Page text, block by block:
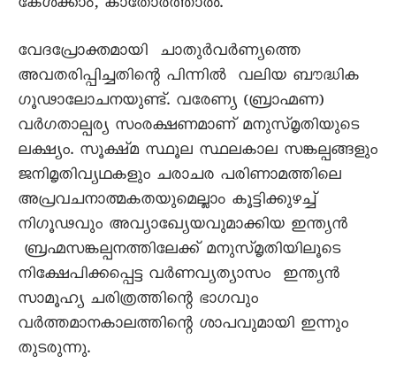
കേൾക്കാം, കാതോർത്താൽ.
വേദപ്രോക്തമായി ചാതുർവർണ്യത്തെ
അവതരിപ്പിച്ചതിന്റെ പിന്നിൽ വലിയ ബൗദ്ധിക
ഗൂഢാലോചനയുണ്ട്. വരേണ്യ (ബ്രാഹ്മണ)
വർഗതാല്പര്യ സംരക്ഷണമാണ് മനുസ്മൃതിയുടെ
ലക്ഷ്യം. സൂക്ഷ്മ സ്ഥൂല സ്ഥലകാല സങ്കല്പങ്ങളും
ജനിമൃതിവ്യഥകളും ചരാചര പരിണാമത്തിലെ
അപ്രവചനാത്മകതയുമെല്ലാം കൂട്ടിക്കുഴച്ച്
നിഗൂഢവും അവ്യാഖ്യേയവുമാക്കിയ ഇന്ത്യൻ
ബ്രഹ്മസങ്കല്പനത്തിലേക്ക് മനുസ്മൃതിയിലൂടെ
നിക്ഷേപിക്കപ്പെട്ട വർണവ്യത്യാസം ഇന്ത്യൻ
സാമൂഹ്യ ചരിത്രത്തിന്റെ ഭാഗവും
വർത്തമാനകാലത്തിന്റെ ശാപവുമായി ഇന്നും
തുടരുന്നു.